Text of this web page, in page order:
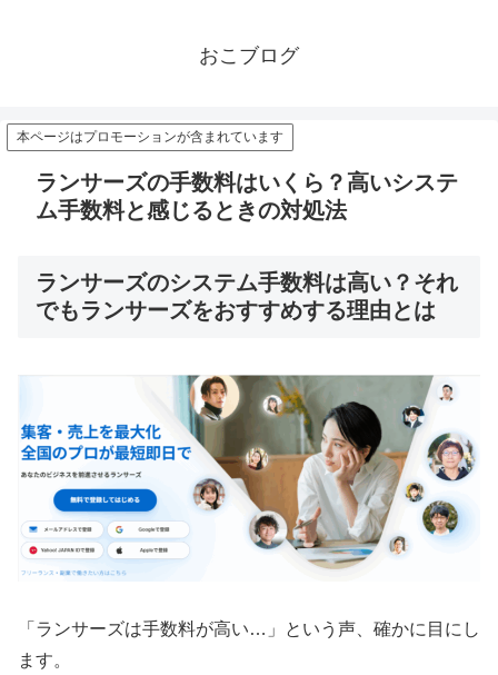
おこブログ
本ページはプロモーションが含まれています
ランサーズの手数料はいくら？高いシステ
ム手数料と感じるときの対処法
ランサーズのシステム手数料は高い？それ
でもランサーズをおすすめする理由とは
「ランサーズは手数料が高い…」という声、確かに目にし
ます。